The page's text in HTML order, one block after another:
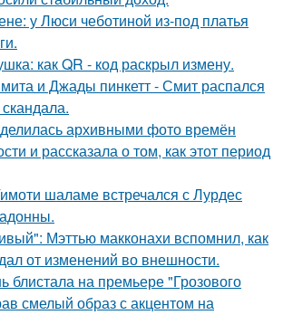
у Люси чеботиной из-под платья
как QR - код раскрыл измену.
и Джады пинкетт - Смит распался
архивными фото времён
и рассказала о том, как этот период
шаламе встречался с Лурдес
Мэттью макконахи вспомнил, как
от изменений во внешности.
блистала на премьере "Грозового
смелый образ с акцентом на